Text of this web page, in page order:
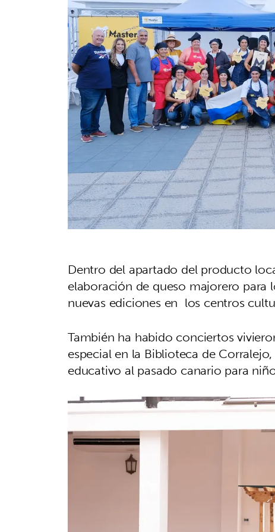
Dentro del apartado del producto
elaboración de queso majorero
nuevas ediciones en los centros
También ha habido conciertos
especial en la Biblioteca de
educativo al pasado canario para